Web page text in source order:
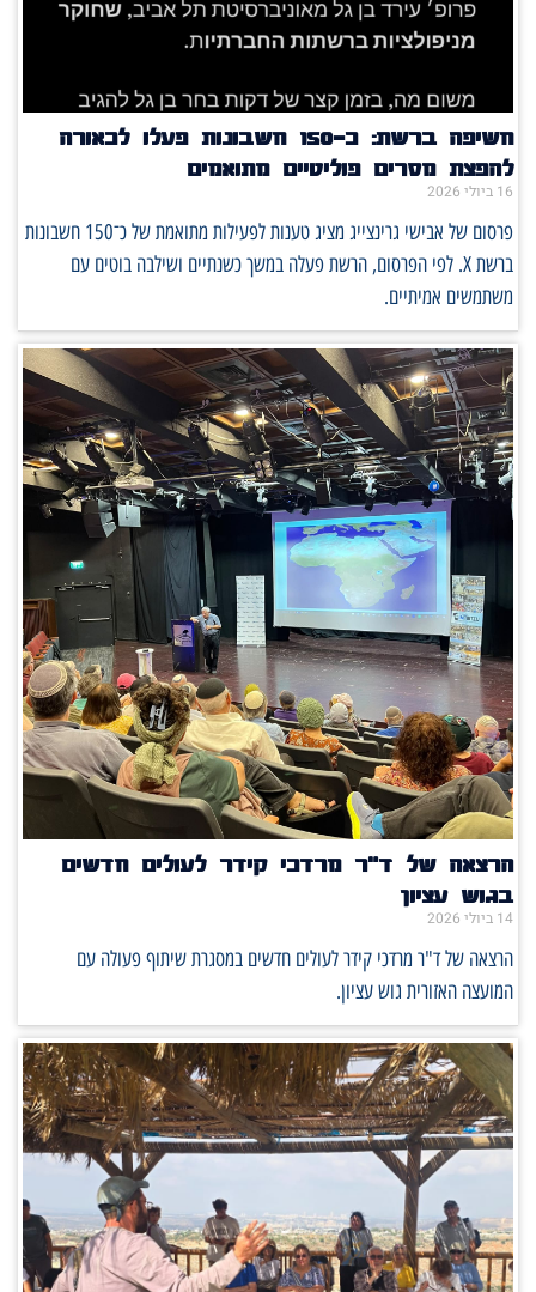
חשיפה ברשת: כ־150 חשבונות פעלו לכאורה
להפצת מסרים פוליטיים מתואמים
16 ביולי 2026
פרסום של אבישי גרינצייג מציג טענות לפעילות מתואמת של כ־150 חשבונות
ברשת X. לפי הפרסום, הרשת פעלה במשך כשנתיים ושילבה בוטים עם
משתמשים אמיתיים.
הרצאה של ד"ר מרדכי קידר לעולים חדשים
בגוש עציון
14 ביולי 2026
הרצאה של ד"ר מרדכי קידר לעולים חדשים במסגרת שיתוף פעולה עם
המועצה האזורית גוש עציון.